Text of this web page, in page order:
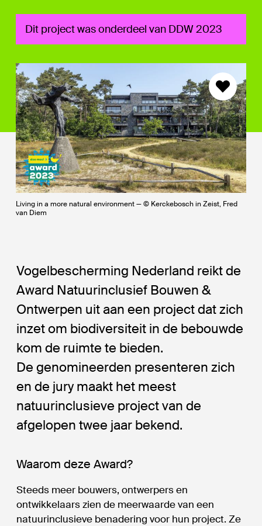
Dit project was onderdeel van DDW 2023
Living in a more natural environment — © Kerckebosch in Zeist, Fred
van Diem
Vogelbescherming Nederland reikt de
Award Natuurinclusief Bouwen &
Ontwerpen uit aan een project dat zich
inzet om biodiversiteit in de bebouwde
kom de ruimte te bieden.
De genomineerden presenteren zich
en de jury maakt het meest
natuurinclusieve project van de
afgelopen twee jaar bekend.
Waarom deze Award?
Steeds meer bouwers, ontwerpers en
ontwikkelaars zien de meerwaarde van een
natuurinclusieve benadering voor hun project. Ze